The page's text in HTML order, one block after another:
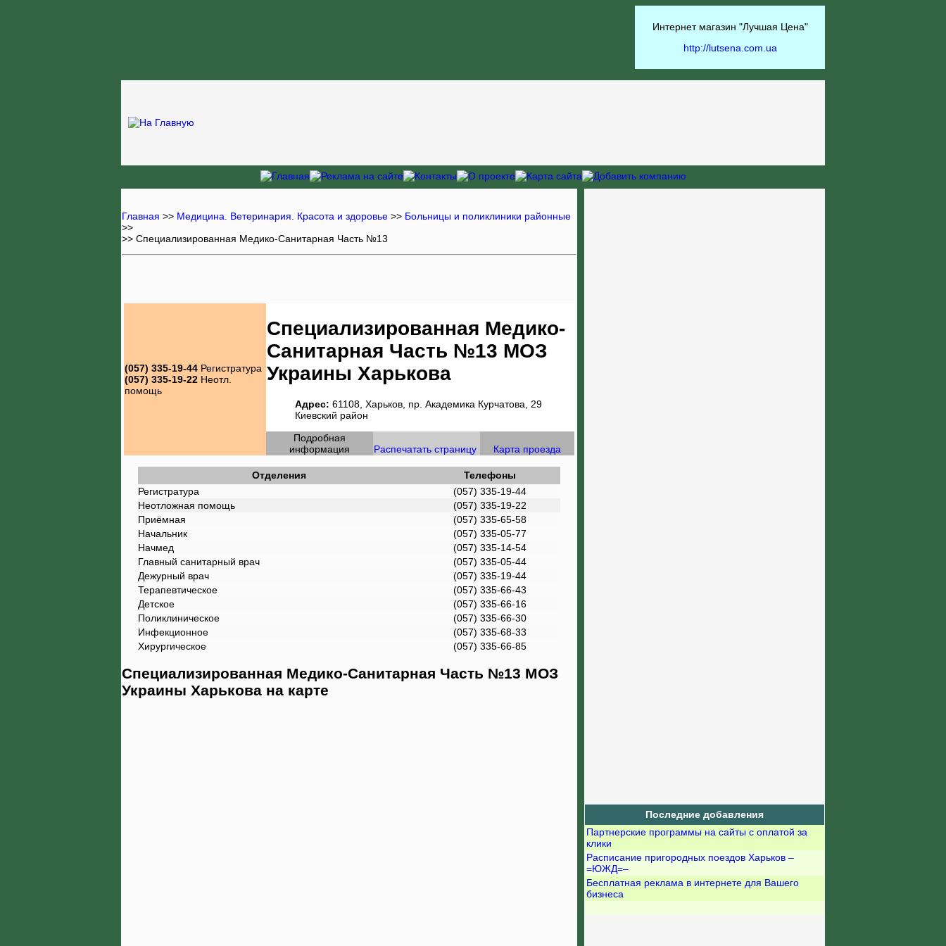
Интернет магазин "Лучшая Цена"
http://lutsena.com.ua
Главная >> Медицина. Ветеринария. Красота и здоровье >> Больницы и поликлиники районные
>>
>> Специализированная Медико-Санитарная Часть №13
(057) 335-19-44 Регистратура
(057) 335-19-22 Неотл.
помощь
Специализированная Медико-
Санитарная Часть №13 МОЗ
Украины Харькова
Адрес: 61108, Харьков, пр. Академика Курчатова, 29
Киевский район
Подробная
информация
Распечатать страницу Карта проезда
Отделения
Телефоны
Регистратура
(057) 335-19-44
Неотложная помощь
(057) 335-19-22
Приёмная
(057) 335-65-58
Начальник
(057) 335-05-77
Начмед
(057) 335-14-54
Главный санитарный врач
(057) 335-05-44
Дежурный врач
(057) 335-19-44
Терапевтическое
(057) 335-66-43
Детское
(057) 335-66-16
Поликлиническое
(057) 335-66-30
Инфекционное
(057) 335-68-33
Хирургическое
(057) 335-66-85
Специализированная Медико-Санитарная Часть №13 МОЗ
Украины Харькова на карте
Последние добавления
Партнерские программы на сайты с оплатой за
клики
Расписание пригородных поездов Харьков –
=ЮЖД=–
Бесплатная реклама в интернете для Вашего
бизнеса